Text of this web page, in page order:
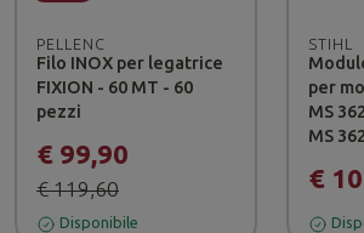
PELLENC
Filo INOX per legatrice
FIXION - 60 MT - 60
pezzi
€ 99,90
€ 119,60
Disponibile
STIHL
per
MS
MS
€